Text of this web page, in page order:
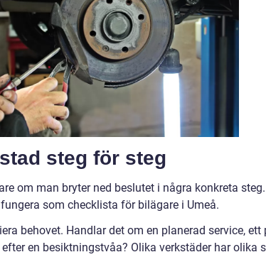
steg för steg
om man bryter ned beslutet i några konkreta
som checklista för bilägare i Umeå.
behovet. Handlar det om en planerad service,
en besiktningstvåa? Olika verkstäder har olika